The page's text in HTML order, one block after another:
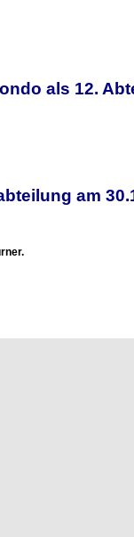
als 12.
am